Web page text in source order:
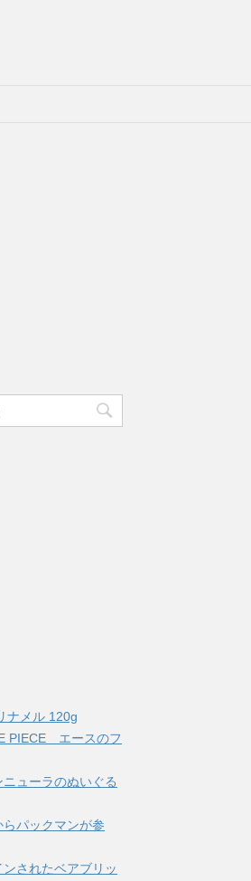
ナメル 120g
PIECE エースのフ
ューラのぬいぐる
パックマンが参
されたベアブリッ